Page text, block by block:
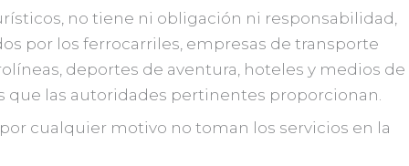
no tiene ni obligación ni responsabilidad,
por los ferrocarriles, empresas de transporte
deportes de aventura, hoteles y medios de
que las autoridades pertinentes proporcionan.
cualquier motivo no toman los servicios en la